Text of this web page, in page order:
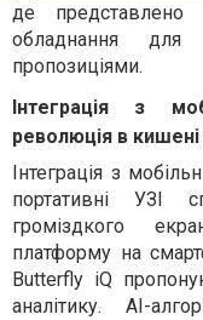
де представлено
обладнання для
пропозиціями.
Інтеграція з
революція в кишені
Інтеграція з
портативні УЗІ
громіздкого
платформу на
Butterfly iQ
аналітику. AI-